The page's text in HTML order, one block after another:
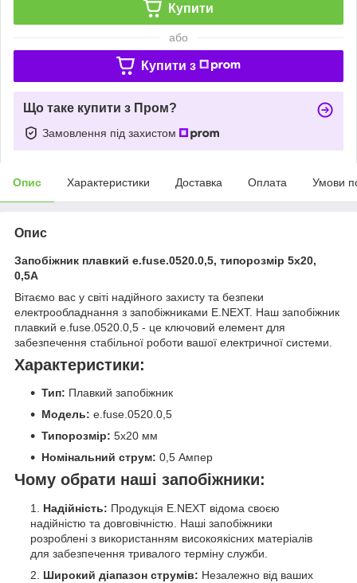
Купити
або
Купити з
Що таке купити з Пром?
Замовлення під захистом
Опис Характеристики Доставка Оплата Умови
Опис
Запобіжник плавкий e.fuse.0520.0,5, типорозмір 5х20,
0,5А
Вітаємо вас у світі надійного захисту та безпеки
електрообладнання з запобіжниками E.NEXT. Наш запобіжник
плавкий e.fuse.0520.0,5 - це ключовий елемент для
забезпечення стабільної роботи вашої електричної системи.
Характеристики:
Тип: Плавкий запобіжник
Модель: e.fuse.0520.0,5
Типорозмір: 5x20 мм
Номінальний струм: 0,5 Ампер
Чому обрати наші запобіжники:
Надійність: Продукція E.NEXT відома своєю
надійністю та довговічністю. Наші запобіжники
розроблені з використанням високоякісних матеріалів
для забезпечення тривалого терміну служби.
Широкий діапазон струмів: Незалежно від ваших